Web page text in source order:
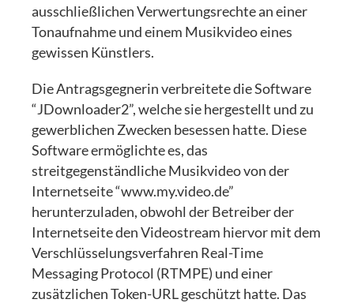
ausschließlichen Verwertungsrechte an einer
Tonaufnahme und einem Musikvideo eines
gewissen Künstlers.
Die Antragsgegnerin verbreitete die Software
“JDownloader2”, welche sie hergestellt und zu
gewerblichen Zwecken besessen hatte. Diese
Software ermöglichte es, das
streitgegenständliche Musikvideo von der
Internetseite “www.my.video.de”
herunterzuladen, obwohl der Betreiber der
Internetseite den Videostream hiervor mit dem
Verschlüsselungsverfahren Real-Time
Messaging Protocol (RTMPE) und einer
zusätzlichen Token-URL geschützt hatte. Das